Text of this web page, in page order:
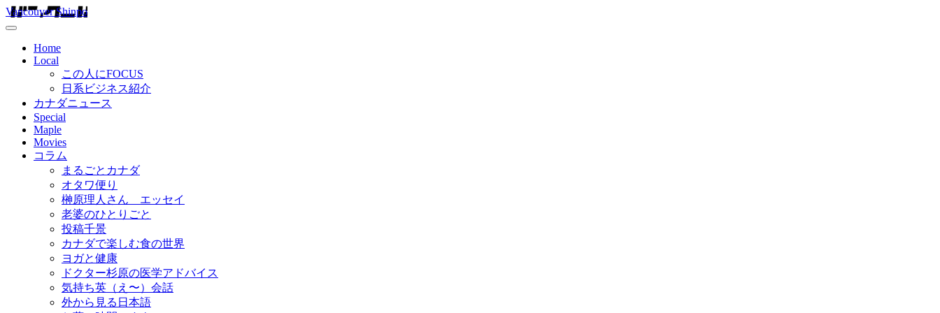
Vancouver Shinpo
Home
Local
この人にFOCUS
日系ビジネス紹介
カナダニュース
Special
Maple
Movies
コラム
まるごとカナダ
オタワ便り
榊原理人さん エッセイ
老婆のひとりごと
投稿千景
カナダで楽しむ食の世界
ヨガと健康
ドクター杉原の医学アドバイス
気持ち英（え〜）会話
外から見る日本語